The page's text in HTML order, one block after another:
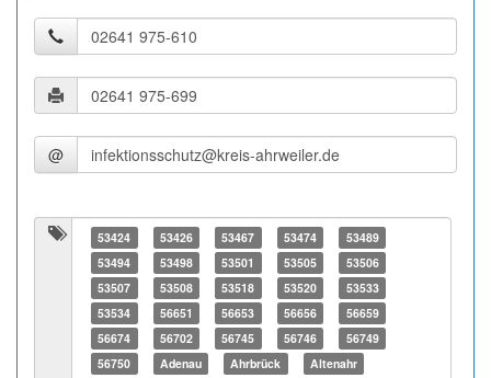
@
53424 53426 53467 53474
53489
53494
53498 53501 53505
53506
53507
53508 53518 53520
53533
53534
56651 56653 56656
56659
56674
56702 56745 56746
56749
56750
Adenau Ahrbrück Altenahr